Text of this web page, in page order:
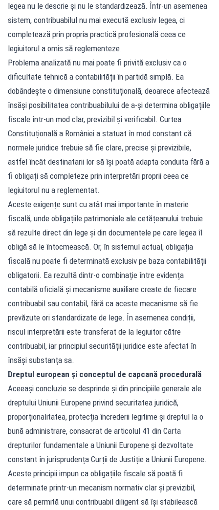
legea nu le descrie și nu le standardizează. Într-un asemenea
sistem, contribuabilul nu mai execută exclusiv legea, ci
completează prin propria practică profesională ceea ce
legiuitorul a omis să reglementeze.
Problema analizată nu mai poate fi privită exclusiv ca o
dificultate tehnică a contabilității în partidă simplă. Ea
dobândește o dimensiune constituțională, deoarece afectează
însăși posibilitatea contribuabilului de a-și determina obligațiile
fiscale într-un mod clar, previzibil și verificabil. Curtea
Constituțională a României a statuat în mod constant că
normele juridice trebuie să fie clare, precise și previzibile,
astfel încât destinatarii lor să își poată adapta conduita fără a
fi obligați să completeze prin interpretări proprii ceea ce
legiuitorul nu a reglementat.
Aceste exigențe sunt cu atât mai importante în materie
fiscală, unde obligațiile patrimoniale ale cetățeanului trebuie
să rezulte direct din lege și din documentele pe care legea îl
obligă să le întocmească. Or, în sistemul actual, obligația
fiscală nu poate fi determinată exclusiv pe baza contabilității
obligatorii. Ea rezultă dintr-o combinație între evidența
contabilă oficială și mecanisme auxiliare create de fiecare
contribuabil sau contabil, fără ca aceste mecanisme să fie
prevăzute ori standardizate de lege. În asemenea condiții,
riscul interpretării este transferat de la legiuitor către
contribuabil, iar principiul securității juridice este afectat în
însăși substanța sa.
Dreptul european și conceptul de capcană procedurală
Aceeași concluzie se desprinde și din principiile generale ale
dreptului Uniunii Europene privind securitatea juridică,
proporționalitatea, protecția încrederii legitime și dreptul la o
bună administrare, consacrat de articolul 41 din Carta
drepturilor fundamentale a Uniunii Europene și dezvoltate
constant în jurisprudența Curții de Justiție a Uniunii Europene.
Aceste principii impun ca obligațiile fiscale să poată fi
determinate printr-un mecanism normativ clar și previzibil,
care să permită unui contribuabil diligent să își stabilească